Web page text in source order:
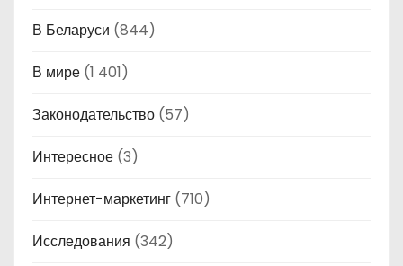
В Беларуси (844)
В мире (1 401)
Законодательство (57)
Интересное (3)
Интернет-маркетинг (710)
Исследования (342)